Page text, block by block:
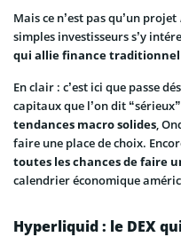
Mais ce n’est pas qu’un projet
simples investisseurs s’y
qui allie finance
En clair : c’est ici que passe
capitaux que l’on dit
tendances macro solides,
faire une place de choix.
toutes les chances de faire
calendrier économique
Hyperliquid : le DEX